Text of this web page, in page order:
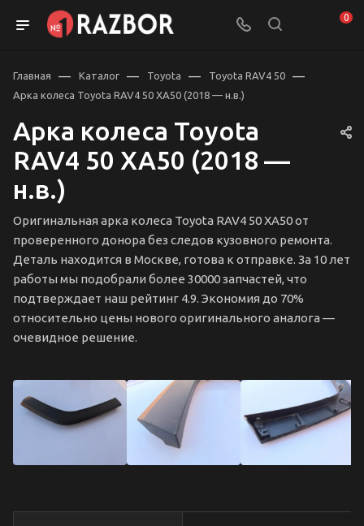
0
Главная — Каталог — Toyota — Toyota RAV4 50 —
Арка колеса Toyota RAV4 50 XA50 (2018 — н.в.)
Арка колеса Toyota
RAV4 50 XA50 (2018 —
н.в.)
Оригинальная арка колеса Toyota RAV4 50 XA50 от
проверенного донора без следов кузовного ремонта.
Деталь находится в Москве, готова к отправке. За 10 лет
работы мы подобрали более 30000 запчастей, что
подтверждает наш рейтинг 4.9. Экономия до 70%
относительно цены нового оригинального аналога —
очевидное решение.